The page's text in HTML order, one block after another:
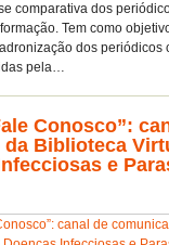
comparativa dos
Tem como
dos periódicos
pela…
Conosco”:
Biblioteca
e